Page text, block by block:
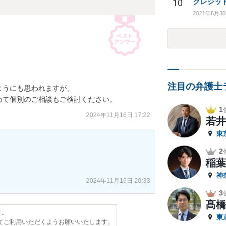
にも思われますが、
個別のご相談もご検討ください。
2024年11月16日 17:22
2024年11月16日 20:33
利用いただくようお願いいたします。
10
2021年6月30
注目の弁護士
1
若
東
2
稲
神
3
髙
東